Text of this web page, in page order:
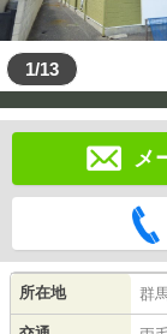
1/13
メ
所在地 群